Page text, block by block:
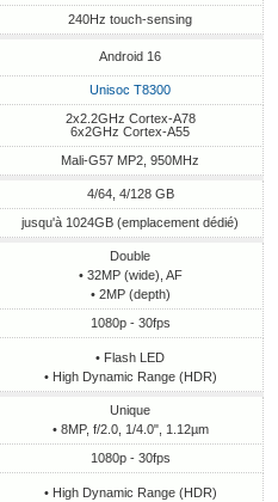
240Hz touch-sensing
Android 16
Unisoc T8300
2x2.2GHz Cortex-A78
6x2GHz Cortex-A55
Mali-G57 MP2, 950MHz
4/64, 4/128 GB
jusqu'à 1024GB (emplacement dédié)
Double
• 32MP (wide), AF
• 2MP (depth)
1080p - 30fps
• Flash LED
• High Dynamic Range (HDR)
Unique
• 8MP, f/2.0, 1/4.0", 1.12µm
1080p - 30fps
• High Dynamic Range (HDR)